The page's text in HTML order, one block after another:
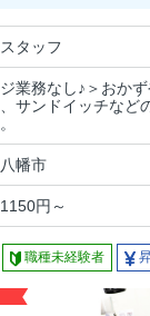
タッフ
業務なし♪＞おか
サンドイッチなど
幡市
円～
職種未経験者